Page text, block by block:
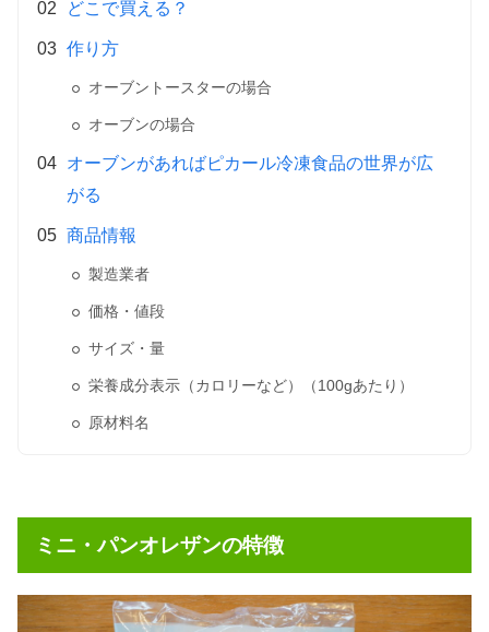
どこで買える？
作り方
オーブントースターの場合
オーブンの場合
オーブンがあればピカール冷凍食品の世界が広
がる
商品情報
製造業者
価格・値段
サイズ・量
栄養成分表示（カロリーなど）（100gあたり）
原材料名
ミニ・パンオレザンの特徴